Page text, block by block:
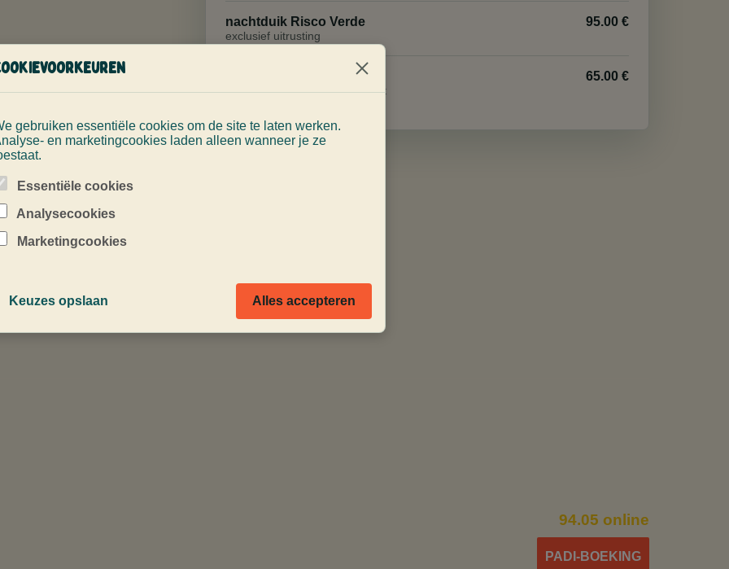
nachtduik Risco Verde
exclusief uitrusting
95.00 €
per person inclusive equipment
65.00 €
94.05 online
PADI-BOEKING
gebruiken essentiële cookies om de site te laten werken.
en marketingcookies laden alleen wanneer je ze
Essentiële cookies
Analysecookies
Marketingcookies
Keuzes opslaan Alles accepteren